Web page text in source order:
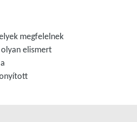
megfelelnek
elismert